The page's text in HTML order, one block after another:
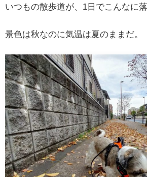
いつもの散歩道が、1日でこんなに
景色は秋なのに気温は夏のままだ。